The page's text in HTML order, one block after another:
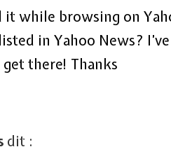
while browsing on
in Yahoo News?
there! Thanks
dit :